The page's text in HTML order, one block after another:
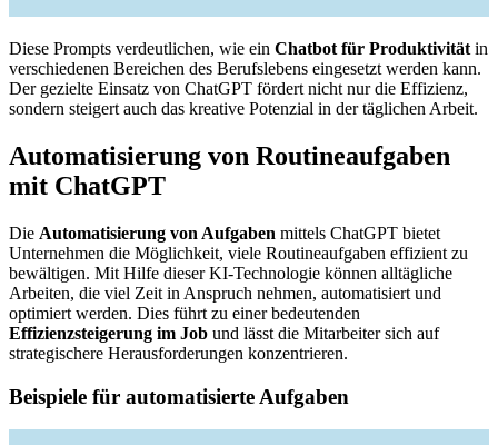
Diese Prompts verdeutlichen, wie ein Chatbot für Produktivität in
verschiedenen Bereichen des Berufslebens eingesetzt werden kann.
Der gezielte Einsatz von ChatGPT fördert nicht nur die Effizienz,
sondern steigert auch das kreative Potenzial in der täglichen Arbeit.
Automatisierung von Routineaufgaben
mit ChatGPT
Die Automatisierung von Aufgaben mittels ChatGPT bietet
Unternehmen die Möglichkeit, viele Routineaufgaben effizient zu
bewältigen. Mit Hilfe dieser KI-Technologie können alltägliche
Arbeiten, die viel Zeit in Anspruch nehmen, automatisiert und
optimiert werden. Dies führt zu einer bedeutenden
Effizienzsteigerung im Job und lässt die Mitarbeiter sich auf
strategischere Herausforderungen konzentrieren.
Beispiele für automatisierte Aufgaben